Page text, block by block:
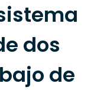
dos
de